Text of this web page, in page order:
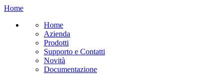
Home
Home
Azienda
Prodotti
Supporto e Contatti
Novità
Documentazione